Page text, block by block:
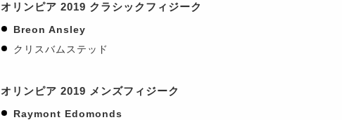
オリンピア 2019 クラシックフィジーク
Breon Ansley
クリスバムステッド
オリンピア 2019 メンズフィジーク
Raymont Edomonds